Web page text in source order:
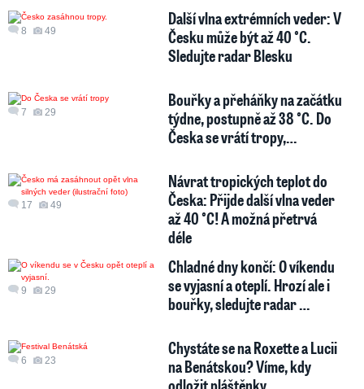
8 49
Další vlna extrémních veder: V
Česku může být až 40 °C.
Sledujte radar Blesku
7 29
Bouřky a přeháňky na začátku
týdne, postupně až 38 °C. Do
Česka se vrátí tropy,…
17 49
Návrat tropických teplot do
Česka: Přijde další vlna veder
až 40 °C! A možná přetrvá
déle
9 29
Chladné dny končí: O víkendu
se vyjasní a oteplí. Hrozí ale i
bouřky, sledujte radar …
6 23
Chystáte se na Roxette a Lucii
na Benátskou? Víme, kdy